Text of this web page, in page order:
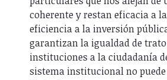
coherente y restan eficacia a
eficiencia a la inversión
garantizan la igualdad de
instituciones a la ciudadanía
sistema institucional no